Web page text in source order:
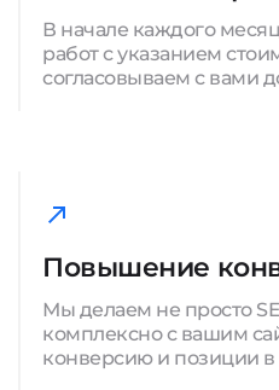
В начале каждого
работ с указанием
согласовываем с вами
Повышение
Мы делаем не просто
комплексно с вашим
конверсию и позиции в